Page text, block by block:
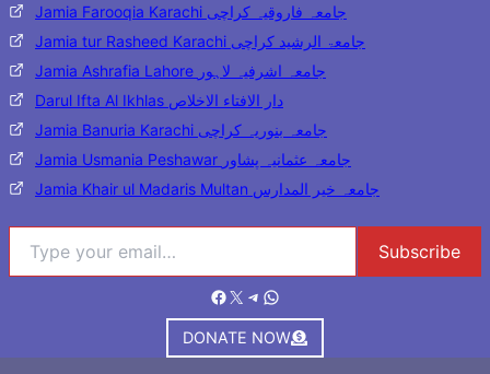
Jamia Farooqia Karachi جامعہ فاروقیہ کراچی
Jamia tur Rasheed Karachi جامعۃ الرشید کراچی
Jamia Ashrafia Lahore جامعہ اشرفیہ لاہور
Darul Ifta Al Ikhlas دار الافتاء الاخلاص
Jamia Banuria Karachi جامعہ بنوریہ کراچی
Jamia Usmania Peshawar جامعہ عثمانیہ پشاور
Jamia Khair ul Madaris Multan جامعہ خیر المدارس
Type your email…
Subscribe
Facebook
X Telegram
WhatsApp
DONATE NOW